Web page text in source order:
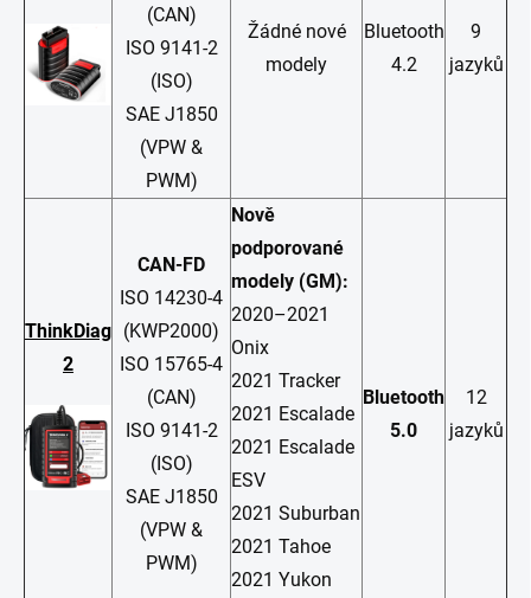
(CAN)
ISO 9141-2
(ISO)
SAE J1850
(VPW &
PWM)
Žádné nové
modely
Bluetooth
4.2
9
jazyků
ThinkDiag
2
CAN-FD
ISO 14230-4
(KWP2000)
ISO 15765-4
(CAN)
ISO 9141-2
(ISO)
SAE J1850
(VPW &
PWM)
Nově
podporované
modely (GM):
2020–2021
Onix
2021 Tracker
2021 Escalade
2021 Escalade
ESV
2021 Suburban
2021 Tahoe
2021 Yukon
Bluetooth
5.0
12
jazyků